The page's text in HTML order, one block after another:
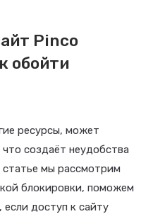
Pinco
обойти
ресурсы, может
создаёт неудобства
статье мы рассмотрим
блокировки, поможем
если доступ к сайту